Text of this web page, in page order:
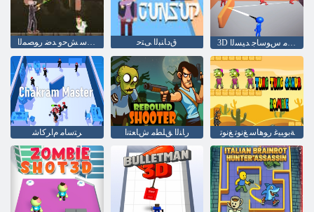
ﺔﻌﺘﻤﻣ ﺔﻛﺮﻌﻣ :ﻱﺪﻴﺒﻴﻜﺳ ﺶﺣﻭ ﺪﺿ ﺭﻮﺼﻤﻟﺍ ﻕﺩﺎﻨﺒﻟﺍ ﻰﺘﺣ 3D ﺭﺎﻨﻟﺍ ﻖﻠﻄﻣ ﺱﻮﺳﺎﺟ ﺪﻴﺴﻟﺍ
ﺮﺘﺳﺎﻣ ﻡﺍﺮﻛﺎﺷ ﺭﺎﻨﻟﺍ ﻖﻠﻄﻣ ﺵﺎﻌﺘﻧﺍ ﺔﺑﻮﺒﻴﻏ ﺭﻮﻫﺎﺳ ﻎﻧﻮﺗ ﻎﻧﻮﺗ